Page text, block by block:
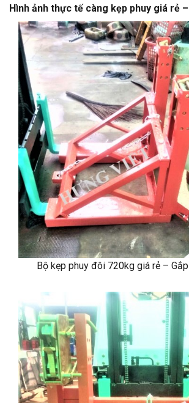
Hình ảnh thực tế càng kẹp phuy giá rẻ
Bộ kẹp phuy đôi 720kg giá rẻ –